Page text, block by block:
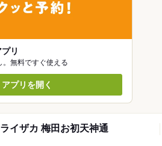
リ
。無料ですぐ使える
アプリを開く
イザカ 梅田お初天神通